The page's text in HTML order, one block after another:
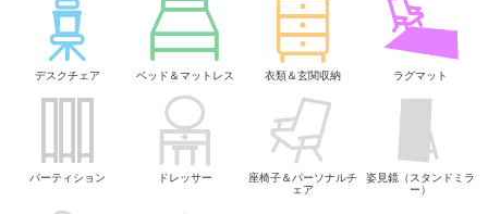
デスクチェア ベッド＆マットレス 衣類＆玄関収納 ラグマット
パーティション ドレッサー
座椅子＆パーソナルチ
ェア
姿見鏡（スタンドミラ
ー）